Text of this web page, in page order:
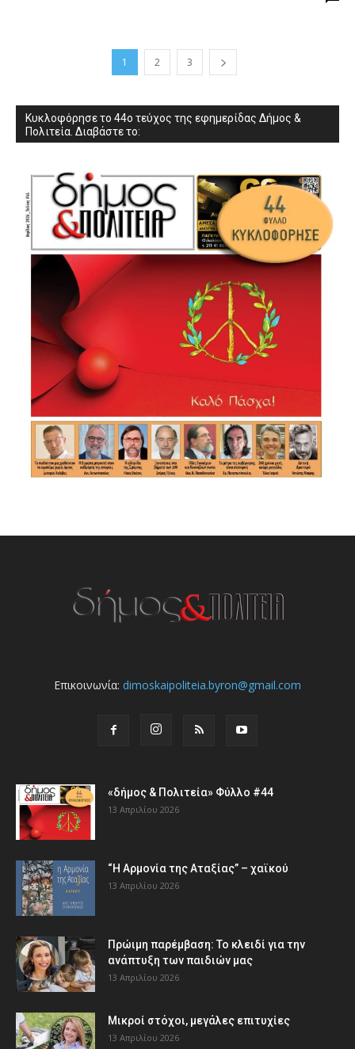
1 2 3
Κυκλοφόρησε το 44ο τεύχος της εφημερίδας Δήμος &
Πολιτεία. Διαβάστε το:
Επικοινωνία: dimoskaipoliteia.byron@gmail.com
«δήμος & Πολιτεία» Φύλλο #44
13 Απριλίου 2026
“Η Αρμονία της Αταξίας” – χαϊκού
13 Απριλίου 2026
Πρώιμη παρέμβαση: Το κλειδί για την
ανάπτυξη των παιδιών µας
13 Απριλίου 2026
Μικροί στόχοι, μεγάλες επιτυχίες
13 Απριλίου 2026